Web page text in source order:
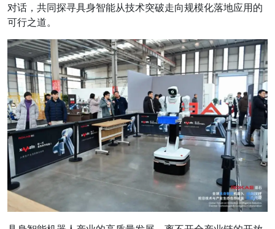
对话，共同探寻具身智能从技术突破走向规模化落地应用的
可行之道。